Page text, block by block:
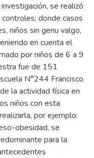
se realizó
donde casos
niños sin genu valgo,
en cuenta el
por niños de 6 a 9
fue de 151
N°244 Francisco
la actividad física en
niños con esta
por ejemplo:
obesidad, se
para la